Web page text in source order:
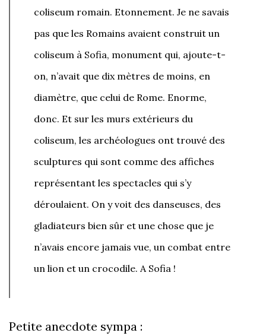
coliseum romain. Etonnement. Je ne savais
pas que les Romains avaient construit un
coliseum à Sofia, monument qui, ajoute-t-
on, n’avait que dix mètres de moins, en
diamètre, que celui de Rome. Enorme,
donc. Et sur les murs extérieurs du
coliseum, les archéologues ont trouvé des
sculptures qui sont comme des affiches
représentant les spectacles qui s’y
déroulaient. On y voit des danseuses, des
gladiateurs bien sûr et une chose que je
n’avais encore jamais vue, un combat entre
un lion et un crocodile. A Sofia !
Petite anecdote sympa :